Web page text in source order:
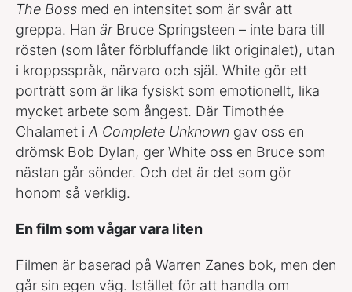
The Boss med en intensitet som är svår att
greppa. Han ärBruce Springsteen – inte bara till
rösten (som låter förbluffande likt originalet), utan
i kroppsspråk, närvaro och själ. White gör ett
porträtt som är lika fysiskt som emotionellt, lika
mycket arbete som ångest. Där Timothée
Chalamet i A Complete Unknown gav oss en
drömsk Bob Dylan, ger White oss en Bruce som
nästan går sönder. Och det är det som gör
honom så verklig.
En film som vågar vara liten
Filmen är baserad på Warren Zanes bok, men den
går sin egen väg. Istället för att handla om